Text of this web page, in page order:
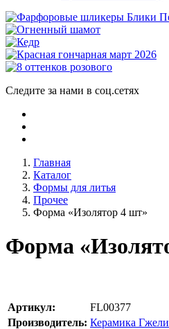
Следите за нами в соц.сетях
Главная
Каталог
Формы для литья
Прочее
Форма «Изолятор 4 шт»
Форма
Артикул:
FL00377
Производитель: Керамика Гжели